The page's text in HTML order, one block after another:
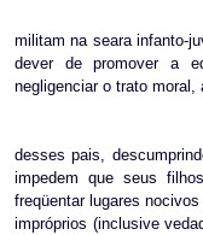
militam na seara infanto-
dever de promover a
negligenciar o trato
desses pais,
impedem que seus
freqüentar lugares
impróprios (inclusive